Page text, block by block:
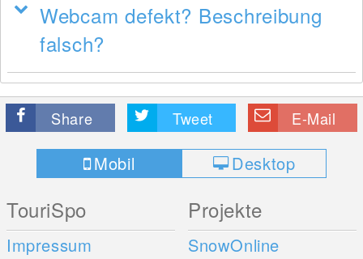
Webcam defekt? Beschreibung
falsch?
Share Tweet E-Mail
Mobil Desktop
TouriSpo
Impressum
Projekte
SnowOnline